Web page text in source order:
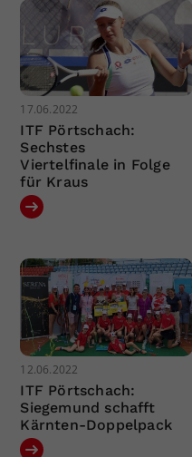
17.06.2022
ITF Pörtschach:
Sechstes
Viertelfinale in Folge
für Kraus
12.06.2022
ITF Pörtschach:
Siegemund schafft
Kärnten-Doppelpack